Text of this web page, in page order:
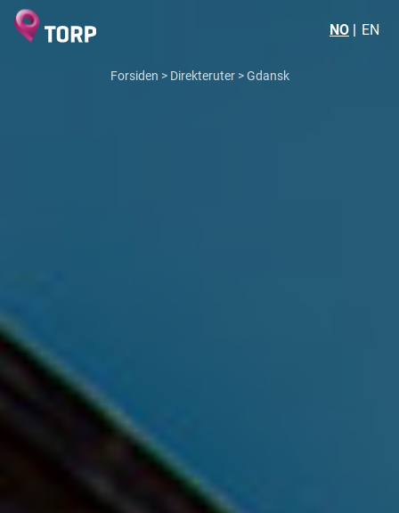
NO EN
Forsiden > Direkteruter>Gdansk